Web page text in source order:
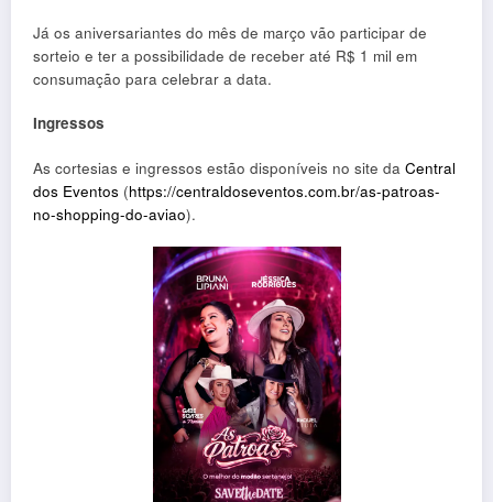
Já os aniversariantes do mês de março vão participar de
sorteio e ter a possibilidade de receber até R$ 1 mil em
consumação para celebrar a data.
Ingressos
As cortesias e ingressos estão disponíveis no site da Central
dos Eventos (https://centraldoseventos.com.br/as-patroas-
no-shopping-do-aviao).